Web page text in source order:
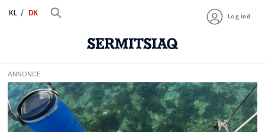
KL DK Log ind
Tag:
stenbiderrogn
ANNONCE